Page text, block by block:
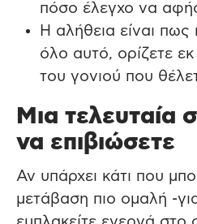
πόσο έλεγχο να
Η αλήθεια είναι πως
όλο αυτό, oρίζετε
του γονιού που
Μια τελευταία
να επιβιώσετε
Αν υπάρχει κάτι που
μετάβαση πιο ομαλή -